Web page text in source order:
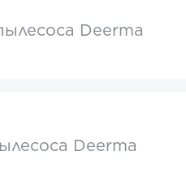
Deerma
Deerma